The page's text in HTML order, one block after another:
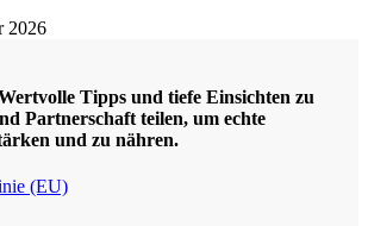
2026
Tipps und tiefe Einsichten zu
Partnerschaft teilen, um echte
und zu nähren.
(EU)